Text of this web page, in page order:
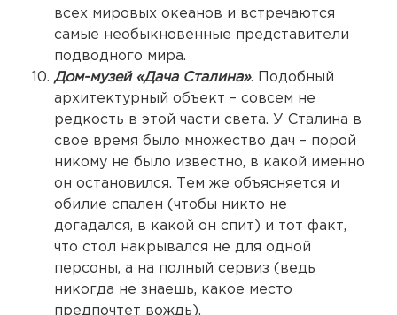
всех мировых океанов и встречаются
самые необыкновенные представители
подводного мира.
Дом-музей «Дача Сталина». Подобный
архитектурный объект – совсем не
редкость в этой части света. У Сталина в
свое время было множество дач – порой
никому не было известно, в какой именно
он остановился. Тем же объясняется и
обилие спален (чтобы никто не
догадался, в какой он спит) и тот факт,
что стол накрывался не для одной
персоны, а на полный сервиз (ведь
никогда не знаешь, какое место
предпочтет вождь).